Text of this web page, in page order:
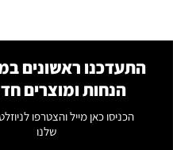
התעדכנו ראשונים
הנחות ומוצרים
הכניסו כאן מייל והצטרפו
שלנו